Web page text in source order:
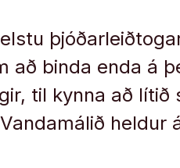
binda enda á
til kynna að lítið
heldur